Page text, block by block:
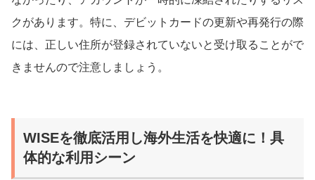
クがあります。特に、デビットカードの更新や再発行の際
には、正しい住所が登録されていないと受け取ることがで
きませんので注意しましょう。
WISEを徹底活用し海外生活を快適に！具
体的な利用シーン